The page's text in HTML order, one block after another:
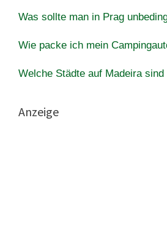
Was sollte man in Prag
Wie packe ich mein
Welche Städte auf Madeira
Anzeige